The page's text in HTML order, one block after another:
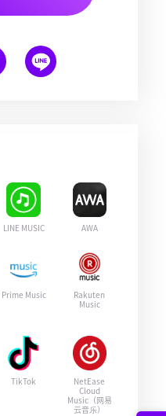
LINE MUSIC AWA
Prime Music
Rakuten
Music
TikTok
NetEase
Cloud
Music（网易
云音乐）